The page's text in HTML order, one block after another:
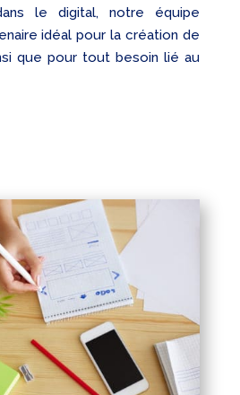
le digital, notre équipe
idéal pour la création de
que pour tout besoin lié au